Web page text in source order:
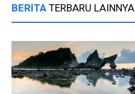
BERITA TERBARU LAINNYA